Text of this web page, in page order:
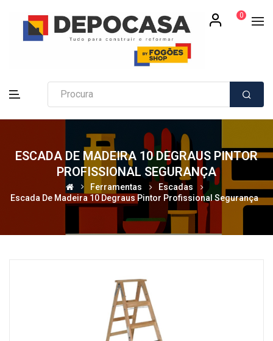
0
ESCADA DE MADEIRA 10 DEGRAUS PINTOR
PROFISSIONAL SEGURANÇA
Ferramentas
Escadas
Escada De Madeira 10 Degraus Pintor Profissional Segurança